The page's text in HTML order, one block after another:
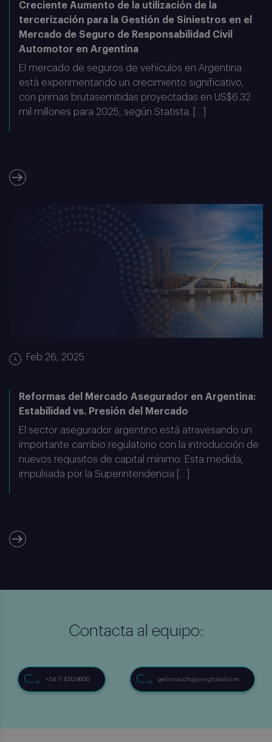
Creciente Aumento de la utilización de la
tercerización para la Gestión de Siniestros en el
Mercado de Seguro de Responsabilidad Civil
Automotor en Argentina
El mercado de seguros de vehículos en Argentina
está experimentando un crecimiento significativo,
con primas brutasemitidas proyectadas en US$6.32
mil millones para 2025, según Statista. […]
Feb 26, 2025
Reformas del Mercado Asegurador en Argentina:
Estabilidad vs. Presión del Mercado
El sector asegurador argentino está atravesando un
importante cambio regulatorio con la introducción de
nuevos requisitos de capital mínimo. Esta medida,
impulsada por la Superintendencia […]
Contacta al equipo:
+54 11 4312 8600 getintouch@pro-global.com